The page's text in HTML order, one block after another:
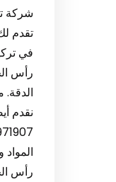
تقدم
في
رأس
نقدم
رأس